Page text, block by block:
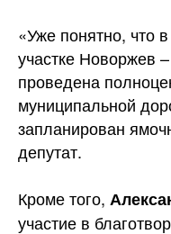
«Уже понятно, что
участке Новоржев
проведена
муниципальной
запланирован
депутат.
Кроме того,
участие в